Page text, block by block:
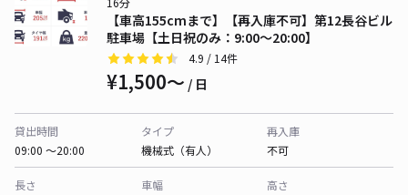
【車高155cmまで】【再入庫不可】第12長谷ビル
駐車場【土日祝のみ：9:00～20:00】
4.9 / 14件
¥1,500〜 / 日
貸出時間
09:00 〜20:00
タイプ
機械式（有人）
再入庫
不可
長さ
車幅
高さ